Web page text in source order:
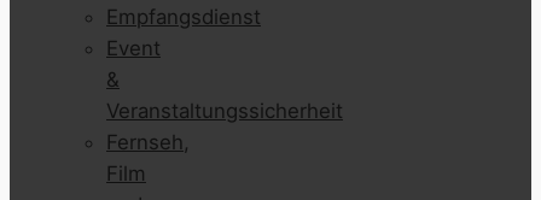
Empfangsdienst
Event
&
Veranstaltungssicherheit
Fernseh,
Film